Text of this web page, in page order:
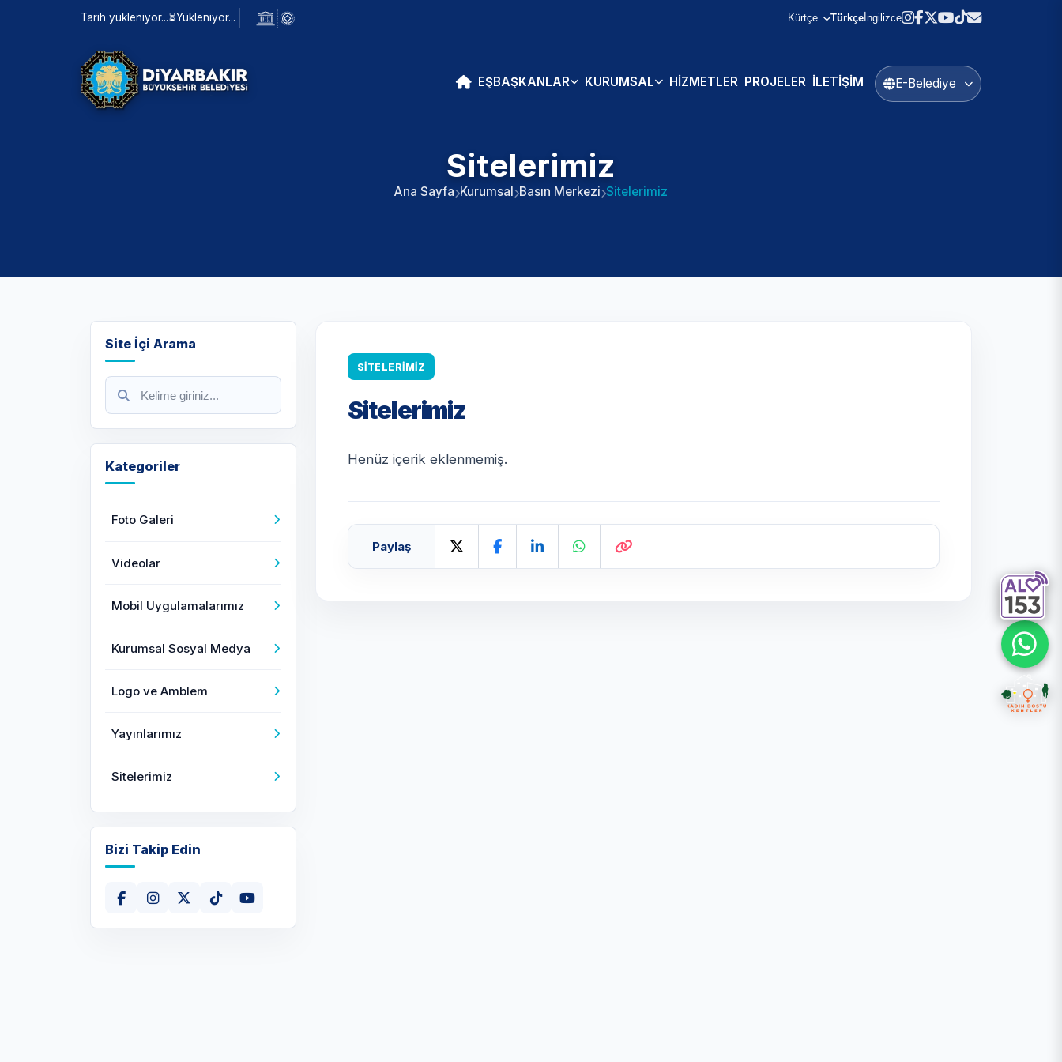
Tarih yükleniyor...⏳Yükleniyor... Kürtçe Türkçe İngilizce
EŞBAŞKANLAR KURUMSAL HIZMETLER PROJELER İLETIŞIM E-Belediye
Sitelerimiz
Ana Sayfa Kurumsal Basın Merkezi Sitelerimiz
Site İçi Arama
Kategoriler
Foto Galeri
Videolar
Mobil Uygulamalarımız
Kurumsal Sosyal Medya
Logo ve Amblem
Yayınlarımız
Sitelerimiz
Bizi Takip Edin
SITELERIMIZ
Sitelerimiz
Henüz içerik eklenmemiş.
Paylaş